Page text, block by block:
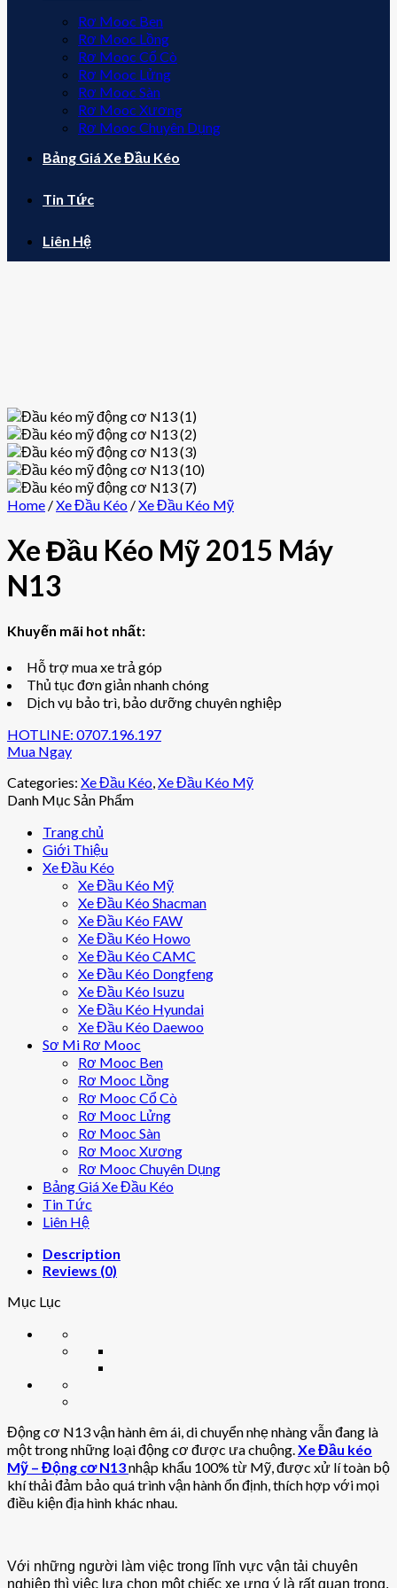
Rơ Mooc Ben
Rơ Mooc Lồng
Rơ Mooc Cổ Cò
Rơ Mooc Lửng
Rơ Mooc Sàn
Rơ Mooc Xương
Rơ Mooc Chuyên Dụng
Bảng Giá Xe Đầu Kéo
Tin Tức
Liên Hệ
Home /Xe Đầu Kéo /Xe Đầu Kéo Mỹ
Xe Đầu Kéo Mỹ 2015 Máy
N13
Khuyến mãi hot nhất:
Hỗ trợ mua xe trả góp
Thủ tục đơn giản nhanh chóng
Dịch vụ bảo trì, bảo dưỡng chuyên nghiệp
HOTLINE: 0707.196.197
Mua Ngay
Categories: Xe Đầu Kéo,Xe Đầu Kéo Mỹ
Danh Mục Sản Phẩm
Trang chủ
Giới Thiệu
Xe Đầu Kéo
Xe Đầu Kéo Mỹ
Xe Đầu Kéo Shacman
Xe Đầu Kéo FAW
Xe Đầu Kéo Howo
Xe Đầu Kéo CAMC
Xe Đầu Kéo Dongfeng
Xe Đầu Kéo Isuzu
Xe Đầu Kéo Hyundai
Xe Đầu Kéo Daewoo
Sơ Mi Rơ Mooc
Rơ Mooc Ben
Rơ Mooc Lồng
Rơ Mooc Cổ Cò
Rơ Mooc Lửng
Rơ Mooc Sàn
Rơ Mooc Xương
Rơ Mooc Chuyên Dụng
Bảng Giá Xe Đầu Kéo
Tin Tức
Liên Hệ
Description
Reviews (0)
Mục Lục
Động cơ N13 vận hành êm ái, di chuyển nhẹ nhàng vẫn đang là
một trong những loại động cơ được ưa chuộng.Xe Đầu kéo
Mỹ – Động cơ N13nhập khẩu 100% từ Mỹ, được xử lí toàn bộ
khí thải đảm bảo quá trình vận hành ổn định, thích hợp với mọi
điều kiện địa hình khác nhau.
Với những người làm việc trong lĩnh vực vận tải chuyên
nghiệp thì việc lựa chọn một chiếc xe ưng ý là rất quan trọng.